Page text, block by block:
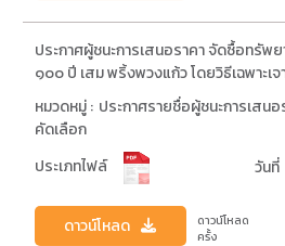
ประกาศผู้ชนะการเสนอราคา จัดซื้อทรัพ
๑๐๐ ปี เสม พริ้งพวงแก้ว โดยวิธีเฉพาะเจ
หมวดหมู่ : ประกาศรายชื่อผู้ชนะการเสน
คัดเลือก
ประเภทไฟล์
วันที่
ดาวน์โหลด
ดาวน์โหลด
ครั้ง